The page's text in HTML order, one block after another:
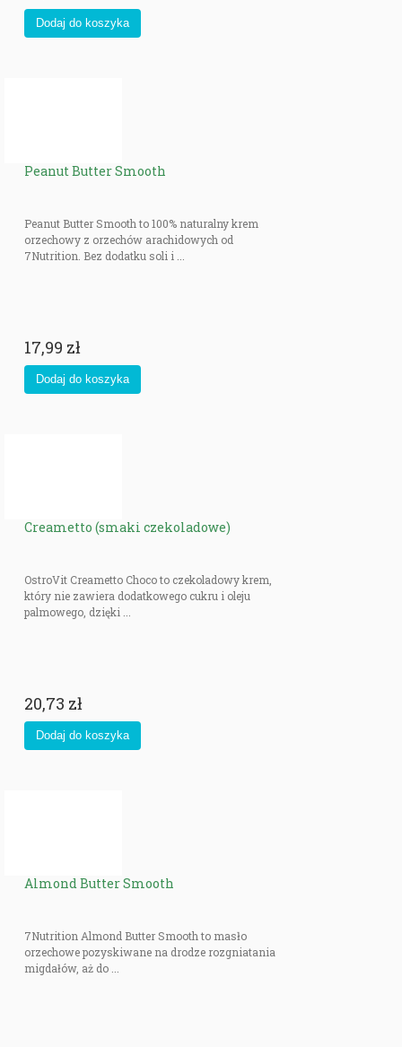
Zalety spożywania masła orzechowego:
Uzupełnienie diety w białko
Ilość kalorii jest znacznie mniejsza niż w zwykłym maśle orzechowym
W naszym sklepie kupisz także masło orzechowe zawierające naturalne
dodatki, jak na przykład cynamon, które wpływają na jeszcze lepszy smak.
Peanut Butter Smooth
Peanut Butter Smooth to 100% naturalny krem
orzechowy z orzechów arachidowych od
7Nutrition. Bez dodatku soli i ...
17,99 zł
Creametto (smaki czekoladowe)
OstroVit Creametto Choco to czekoladowy krem,
który nie zawiera dodatkowego cukru i oleju
palmowego, dzięki ...
20,73 zł
Almond Butter Smooth
7Nutrition Almond Butter Smooth to masło
orzechowe pozyskiwane na drodze rozgniatania
migdałów, aż do ...